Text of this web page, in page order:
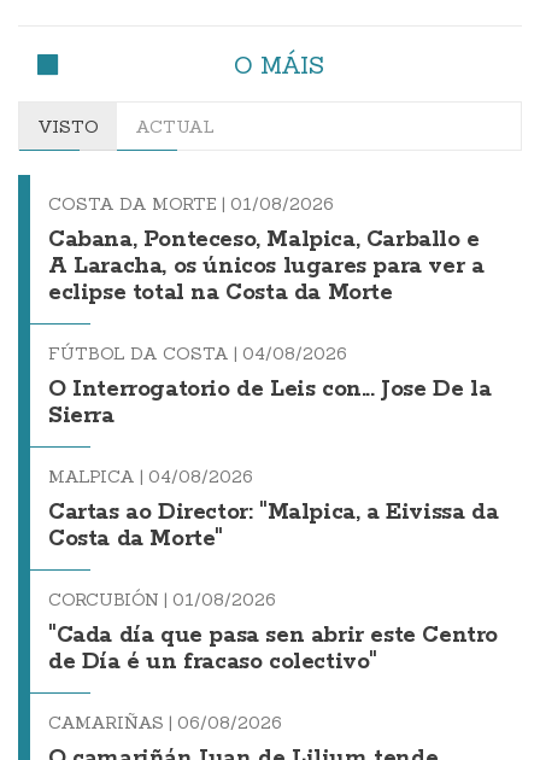
O MÁIS
VISTO ACTUAL
COSTA DA MORTE | 01/08/2026
Cabana, Ponteceso, Malpica, Carballo e
A Laracha, os únicos lugares para ver a
eclipse total na Costa da Morte
FÚTBOL DA COSTA | 04/08/2026
O Interrogatorio de Leis con... Jose De la
Sierra
MALPICA | 04/08/2026
Cartas ao Director: "Malpica, a Eivissa da
Costa da Morte"
CORCUBIÓN | 01/08/2026
"Cada día que pasa sen abrir este Centro
de Día é un fracaso colectivo"
CAMARIÑAS | 06/08/2026